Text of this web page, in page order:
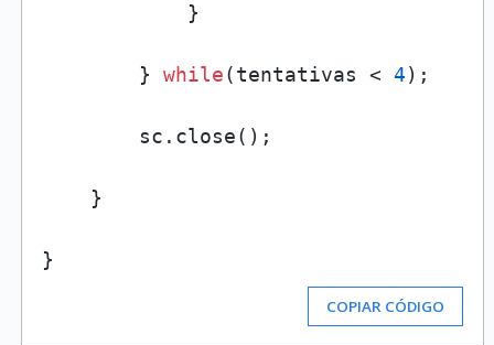
            }
        }
while(tentativas < 4);
        sc.close();
    }
COPIAR CÓDIGO